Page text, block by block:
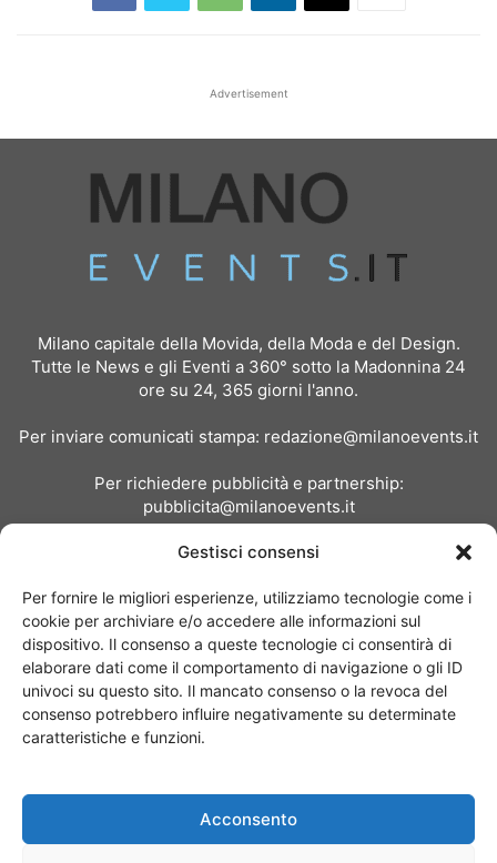
Gestisci consensi
Per fornire le migliori esperienze, utilizziamo tecnologie come i
cookie per archiviare e/o accedere alle informazioni sul
dispositivo. Il consenso a queste tecnologie ci consentirà di
elaborare dati come il comportamento di navigazione o gli ID
univoci su questo sito. Il mancato consenso o la revoca del
consenso potrebbero influire negativamente su determinate
caratteristiche e funzioni.
Acconsento
Advertisement
Milano capitale della Movida, della Moda e del Design.
Tutte le News e gli Eventi a 360° sotto la Madonnina 24
ore su 24, 365 giorni l'anno.
Per inviare comunicati stampa: redazione@milanoevents.it
Per richiedere pubblicità e partnership:
pubblicita@milanoevents.it
Chi siamo I Nostri Clienti
© Copyright 2017 - MilanoEvents.it© managed by